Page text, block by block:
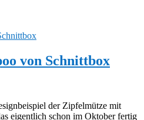
von Schnittbox
der Zipfelmütze mit
eigentlich schon im Oktober fertig